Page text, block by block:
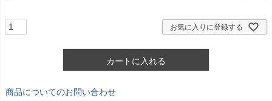
お気に入りに登録する
カートに入れる
商品についてのお問い合わせ